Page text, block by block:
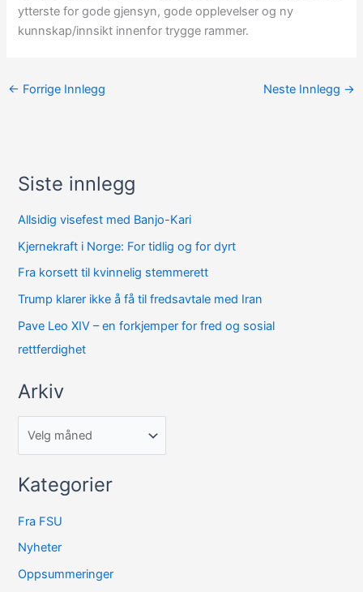
ytterste for gode gjensyn, gode opplevelser og ny
kunnskap/innsikt innenfor trygge rammer.
← Forrige Innlegg Neste Innlegg →
Siste innlegg
Allsidig visefest med Banjo-Kari
Kjernekraft i Norge: For tidlig og for dyrt
Fra korsett til kvinnelig stemmerett
Trump klarer ikke å få til fredsavtale med Iran
Pave Leo XIV – en forkjemper for fred og sosial
rettferdighet
Arkiv
A
i
v
Kategorier
Fra FSU
Nyheter
Oppsummeringer